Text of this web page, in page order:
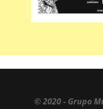
© 2020 - Grupo